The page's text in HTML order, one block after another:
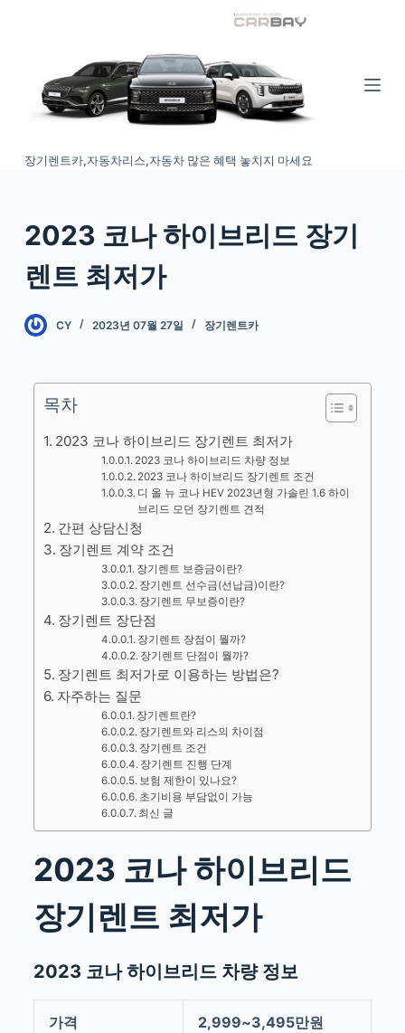
c장기렌트카,자동차리스,자동차 많은 혜택 놓치지 마세요
2023 코나 하이브리드 장기
렌트 최저가
CY 2023년 07월 27일 장기렌트카
목차
2023 코나 하이브리드 장기렌트 최저가
2023 코나 하이브리드 차량 정보
2023 코나 하이브리드 장기렌트 조건
디 올 뉴 코나 HEV 2023년형 가솔린 1.6 하이
브리드 모던 장기렌트 견적
간편 상담신청
장기렌트 계약 조건
장기렌트 보증금이란?
장기렌트 선수금(선납금)이란?
장기렌트 무보증이란?
장기렌트 장단점
장기렌트 장점이 뭘까?
장기렌트 단점이 뭘까?
장기렌트 최저가로 이용하는 방법은?
자주하는 질문
장기렌트란?
장기렌트와 리스의 차이점
장기렌트 조건
장기렌트 진행 단계
보험 제한이 있나요?
초기비용 부담없이 가능
최신 글
2023 코나 하이브리드
장기렌트 최저가
2023 코나 하이브리드 차량 정보
가격 2,999~3,495만원